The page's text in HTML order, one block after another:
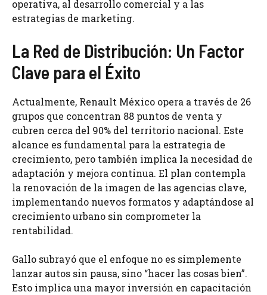
operativa, al desarrollo comercial y a las
estrategias de marketing.
La Red de Distribución: Un Factor
Clave para el Éxito
Actualmente, Renault México opera a través de 26
grupos que concentran 88 puntos de venta y
cubren cerca del 90% del territorio nacional. Este
alcance es fundamental para la estrategia de
crecimiento, pero también implica la necesidad de
adaptación y mejora continua. El plan contempla
la renovación de la imagen de las agencias clave,
implementando nuevos formatos y adaptándose al
crecimiento urbano sin comprometer la
rentabilidad.
Gallo subrayó que el enfoque no es simplemente
lanzar autos sin pausa, sino “hacer las cosas bien”.
Esto implica una mayor inversión en capacitación